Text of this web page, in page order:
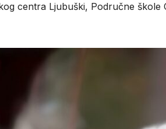
centra Ljubuški, Područne škole